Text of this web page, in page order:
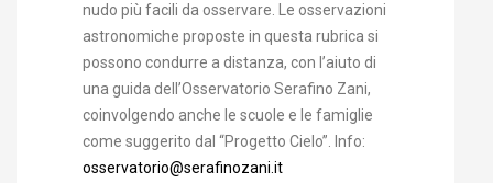
nudo più facili da osservare. Le osservazioni
astronomiche proposte in questa rubrica si
possono condurre a distanza, con l’aiuto di
una guida dell’Osservatorio Serafino Zani,
coinvolgendo anche le scuole e le famiglie
come suggerito dal “Progetto Cielo”. Info:
osservatorio@serafinozani.it